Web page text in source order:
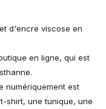
d'encre viscose en
en ligne, qui est
numériquement est
shirt, une tunique, une